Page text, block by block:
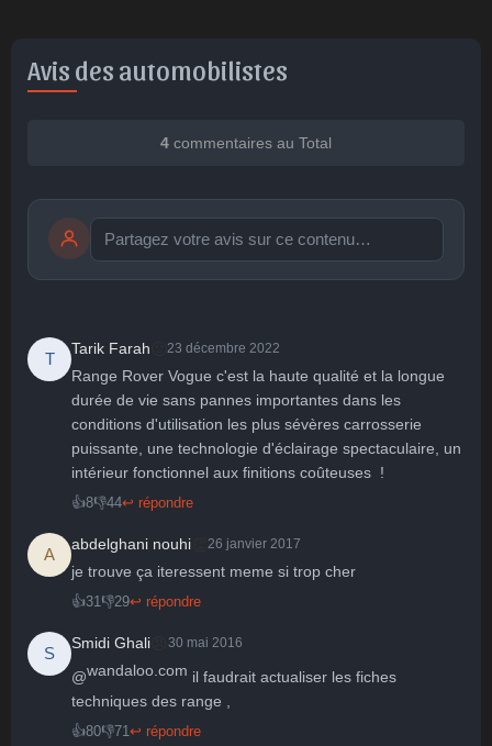
Avis des automobilistes
4 commentaires au Total
🤩
Parfait
👏
Bravo
😄
Réjoui
🙂
Content
😐
Indifférent
😮
Surpris
😞
Déçu
😠
Enervé
😨
Effrayé
publication immédiate Publier
T
Tarik Farah 23 décembre 2022
Range Rover Vogue c'est la haute qualité et la longue
durée de vie sans pannes importantes dans les
conditions d'utilisation les plus sévères carrosserie
puissante, une technologie d'éclairage spectaculaire, un
intérieur fonctionnel aux finitions coûteuses  !
👍8👎44↩ répondre
A
abdelghani nouhi 26 janvier 2017
je trouve ça iteressent meme si trop cher
👍31 👎29↩ répondre
S
Smidi Ghali 30 mai 2016
@wandaloo.com il faudrait actualiser les fiches
techniques des range ,
👍80👎71↩ répondre